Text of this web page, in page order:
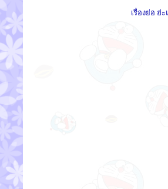
เรื่องย่อ ฮ่